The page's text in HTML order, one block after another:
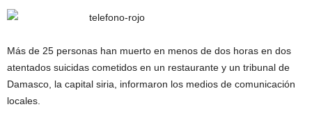
Más de 25 personas han muerto en menos de dos horas en dos
atentados suicidas cometidos en un restaurante y un tribunal de
Damasco, la capital siria, informaron los medios de comunicación
locales.